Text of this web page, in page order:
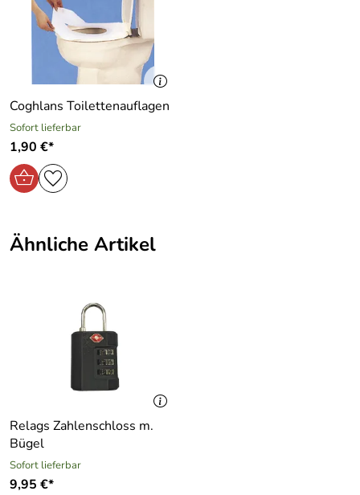
Coghlans Toilettenauflagen
Sofort lieferbar
1,90 €*
Ähnliche Artikel
Relags Zahlenschloss m.
Bügel
Sofort lieferbar
9,95 €*